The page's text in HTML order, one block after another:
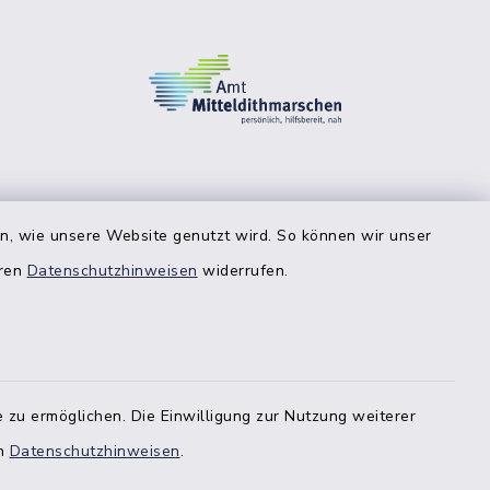
wie unsere Website genutzt wird. So können wir unser
Datenschutzhinweisen widerrufen.
ermöglichen. Die Einwilligung zur Nutzung weiterer
Datenschutzhinweisen.